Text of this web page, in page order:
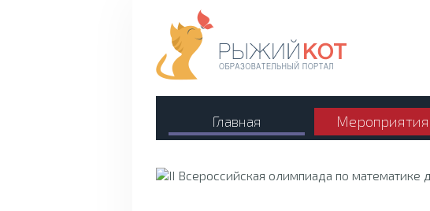
Главная Мероприятия